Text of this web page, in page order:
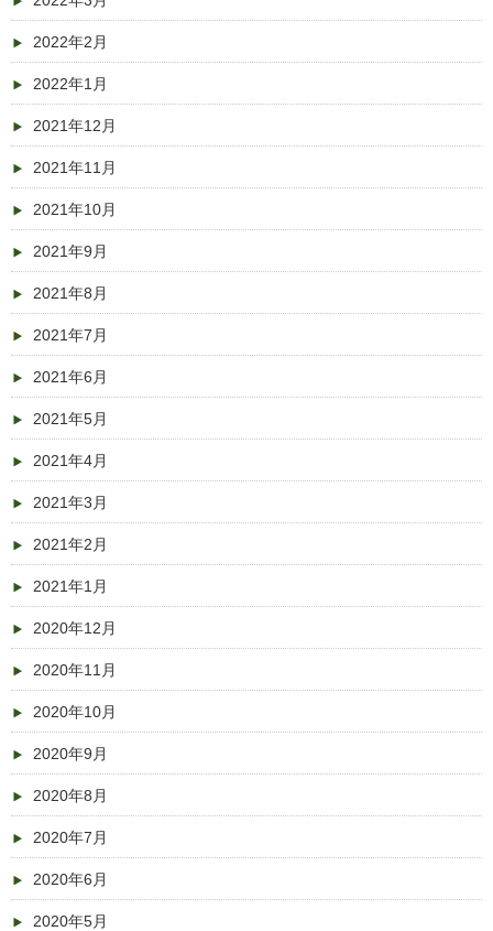
2022年2月
2022年1月
2021年12月
2021年11月
2021年10月
2021年9月
2021年8月
2021年7月
2021年6月
2021年5月
2021年4月
2021年3月
2021年2月
2021年1月
2020年12月
2020年11月
2020年10月
2020年9月
2020年8月
2020年7月
2020年6月
2020年5月